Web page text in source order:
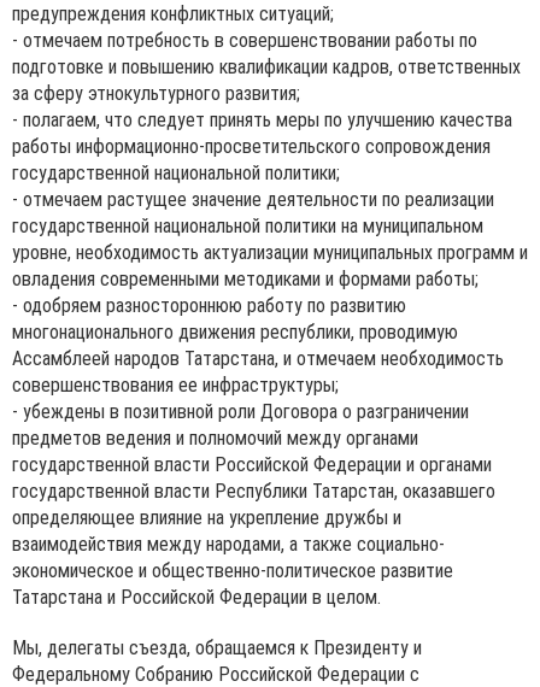
предупреждения конфликтных ситуаций;
- отмечаем потребность в совершенствовании работы по
подготовке и повышению квалификации кадров, ответственных
за сферу этнокультурного развития;
- полагаем, что следует принять меры по улучшению качества
работы информационно-просветительского сопровождения
государственной национальной политики;
- отмечаем растущее значение деятельности по реализации
государственной национальной политики на муниципальном
уровне, необходимость актуализации муниципальных программ и
овладения современными методиками и формами работы;
- одобряем разностороннюю работу по развитию
многонационального движения республики, проводимую
Ассамблеей народов Татарстана, и отмечаем необходимость
совершенствования ее инфраструктуры;
- убеждены в позитивной роли Договора о разграничении
предметов ведения и полномочий между органами
государственной власти Российской Федерации и органами
государственной власти Республики Татарстан, оказавшего
определяющее влияние на укрепление дружбы и
взаимодействия между народами, а также социально-
экономическое и общественно-политическое развитие
Татарстана и Российской Федерации в целом.
Мы, делегаты съезда, обращаемся к Президенту и
Федеральному Собранию Российской Федерации с